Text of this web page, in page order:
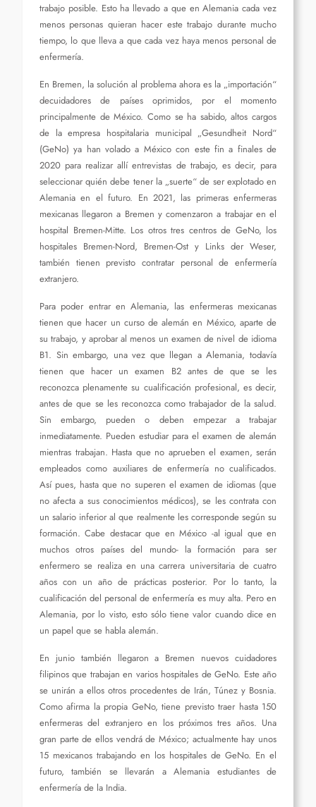
trabajo posible. Esto ha llevado a que en Alemania cada vez
menos personas quieran hacer este trabajo durante mucho
tiempo, lo que lleva a que cada vez haya menos personal de
enfermería.
En Bremen, la solución al problema ahora es la „importación“
decuidadores de países oprimidos, por el momento
principalmente de México. Como se ha sabido, altos cargos
de la empresa hospitalaria municipal „Gesundheit Nord“
(GeNo) ya han volado a México con este fin a finales de
2020 para realizar allí entrevistas de trabajo, es decir, para
seleccionar quién debe tener la „suerte“ de ser explotado en
Alemania en el futuro. En 2021, las primeras enfermeras
mexicanas llegaron a Bremen y comenzaron a trabajar en el
hospital Bremen-Mitte. Los otros tres centros de GeNo, los
hospitales Bremen-Nord, Bremen-Ost y Links der Weser,
también tienen previsto contratar personal de enfermería
extranjero.
Para poder entrar en Alemania, las enfermeras mexicanas
tienen que hacer un curso de alemán en México, aparte de
su trabajo, y aprobar al menos un examen de nivel de idioma
B1. Sin embargo, una vez que llegan a Alemania, todavía
tienen que hacer un examen B2 antes de que se les
reconozca plenamente su cualificación profesional, es decir,
antes de que se les reconozca como trabajador de la salud.
Sin embargo, pueden o deben empezar a trabajar
inmediatamente. Pueden estudiar para el examen de alemán
mientras trabajan. Hasta que no aprueben el examen, serán
empleados como auxiliares de enfermería no cualificados.
Así pues, hasta que no superen el examen de idiomas (que
no afecta a sus conocimientos médicos), se les contrata con
un salario inferior al que realmente les corresponde según su
formación. Cabe destacar que en México -al igual que en
muchos otros países del mundo- la formación para ser
enfermero se realiza en una carrera universitaria de cuatro
años con un año de prácticas posterior. Por lo tanto, la
cualificación del personal de enfermería es muy alta. Pero en
Alemania, por lo visto, esto sólo tiene valor cuando dice en
un papel que se habla alemán.
En junio también llegaron a Bremen nuevos cuidadores
filipinos que trabajan en varios hospitales de GeNo. Este año
se unirán a ellos otros procedentes de Irán, Túnez y Bosnia.
Como afirma la propia GeNo, tiene previsto traer hasta 150
enfermeras del extranjero en los próximos tres años. Una
gran parte de ellos vendrá de México; actualmente hay unos
15 mexicanos trabajando en los hospitales de GeNo. En el
futuro, también se llevarán a Alemania estudiantes de
enfermería de la India.